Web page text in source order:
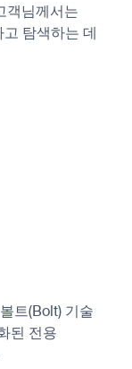
객님께서는
탐색하는 데
트(Bolt) 기술
된 전용